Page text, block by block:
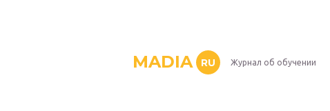
MADIA RU Журнал об обучении